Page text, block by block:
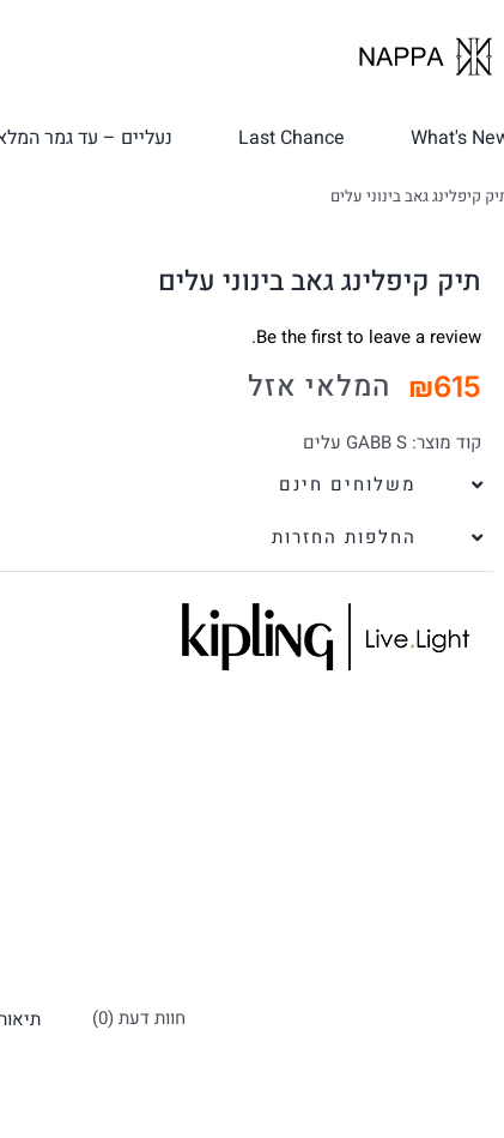
What's
Last Chance נעליים – עד גמר
קיפלינג גאב בינוני עלים
תיק קיפלינג גאב בינוני עלים
Be the first to leave a review.
₪615 המלאי אזל
קוד מוצר:GABB S עלים
משלוחים חינם
החלפות החזרות
תיאור חוות דעת (0)